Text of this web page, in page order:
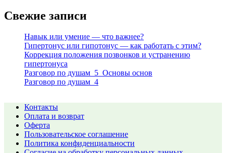
Свежие записи
Навык или умение — что важнее?
Гипертонус или гипотонус — как работать с этим?
Коррекция положения позвонков и устранению
гипертонуса
Разговор по душам_5_Основы основ
Разговор по душам_4
Контакты
Оплата и возврат
Оферта
Пользовательское соглашение
Политика конфиденциальности